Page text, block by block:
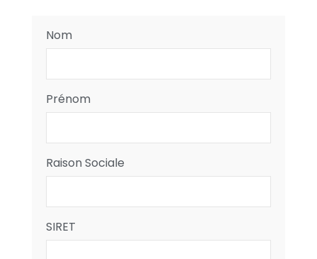
Nom
Prénom
Raison Sociale
SIRET